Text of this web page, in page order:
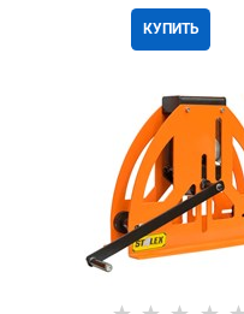
КУПИТЬ